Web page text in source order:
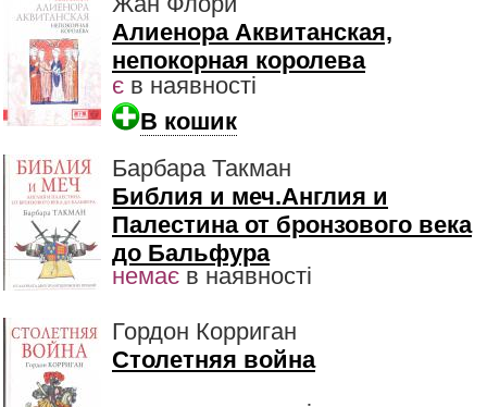
Алиенора Аквитанская,
непокорная королева
є в наявності
В кошик
Барбара Такман
Библия и меч.Англия и
Палестина от бронзового века
до Бальфура
немає в наявності
Гордон Корриган
Столетняя война